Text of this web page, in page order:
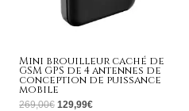
Mini brouilleur caché de
GSM GPS de 4 antennes de
conception de puissance
mobile
269,00€ 129,99€